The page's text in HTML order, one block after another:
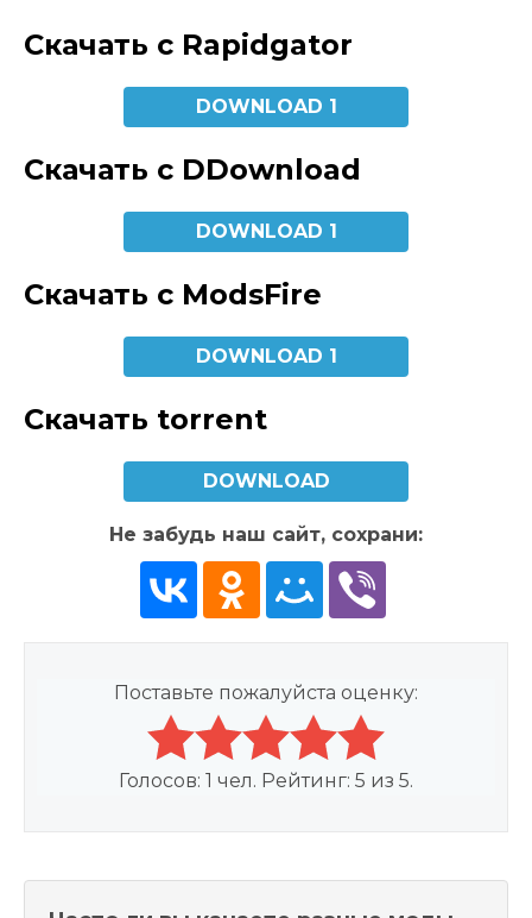
Скачать с Rapidgator
DOWNLOAD 1
Скачать с DDownload
DOWNLOAD 1
Скачать с ModsFire
DOWNLOAD 1
Скачать torrent
DOWNLOAD
Не забудь наш сайт, сохрани:
Поставьте пожалуйста оценку:
Голосов: 1 чел. Рейтинг: 5 из 5.